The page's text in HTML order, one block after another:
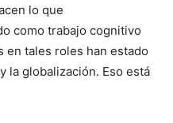
lo que
como trabajo cognitivo
en tales roles han estado
la globalización. Eso está